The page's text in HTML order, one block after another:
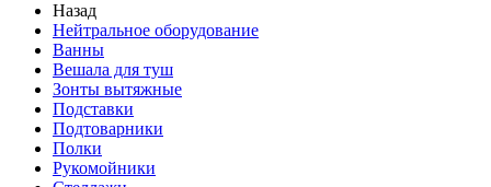
Назад
Нейтральное оборудование
Ванны
Вешала для туш
Зонты вытяжные
Подставки
Подтоварники
Полки
Рукомойники